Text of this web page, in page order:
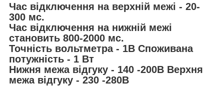
Час відключення на верхній межі - 20-
300 мс.
Час відключення на нижній межі
становить 800-2000 мс.
Точність вольтметра - 1В Споживана
потужність - 1 Вт
Нижня межа відгуку - 140 -200В Верхня
межа відгуку - 230 -280В